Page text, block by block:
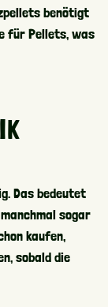
benötigt
für Pellets, was
Das bedeutet
sogar
kaufen,
sobald die